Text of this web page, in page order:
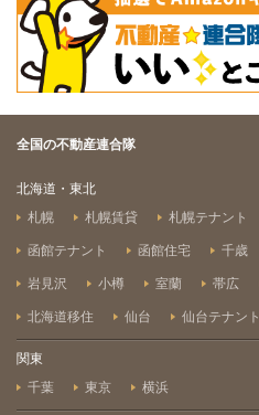
全国の不動産連合隊
北海道・東北
札幌
札幌賃貸 札幌テナント
函館テナント 函館住宅 千歳
岩見沢 小樽 室蘭 帯広
北海道移住 仙台 仙台テナント
関東
千葉
東京 横浜